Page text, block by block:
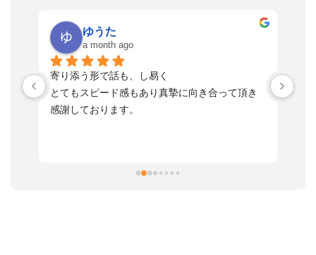
ゆうた
a month ago
寄り添う形で話も、し易く
とてもスピード感もあり真摯に向き合って頂き
感謝しております。